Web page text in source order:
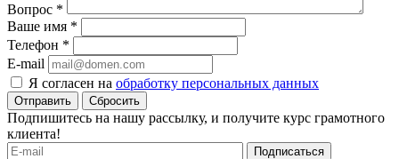
Вопрос *
Ваше имя *
Телефон *
E-mail
Я согласен на обработку персональных данных
Сбросить
Подпишитесь на нашу рассылку, и получите курс грамотного
клиента!